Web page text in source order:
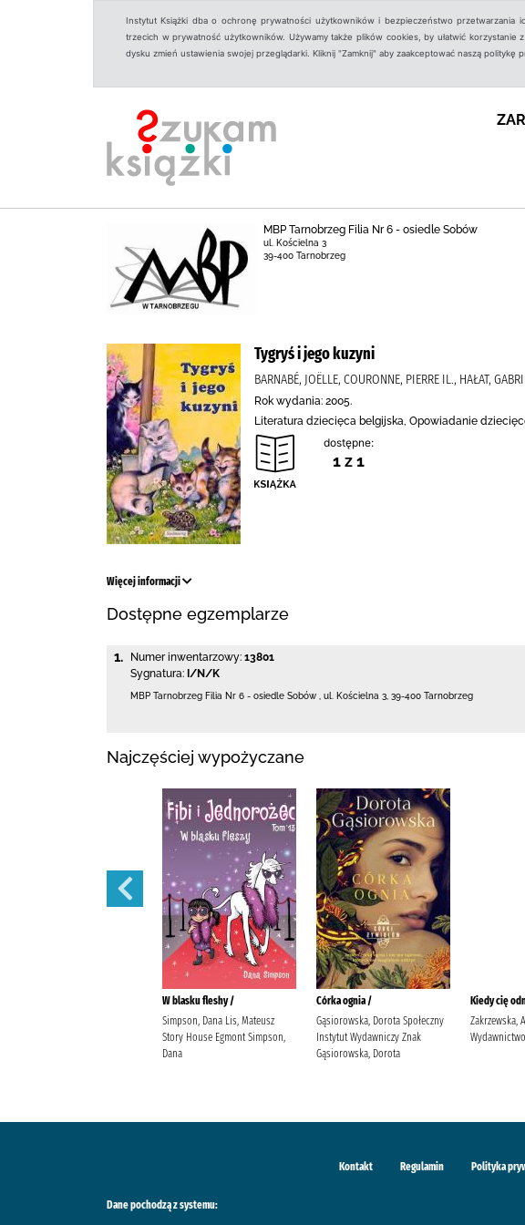
Instytut Książki dba o ochronę prywatności użytkowników i bezpieczeństwo
trzecich w prywatność użytkowników. Używamy także plików cookies, by ułatwić
dysku zmień ustawienia swojej przeglądarki. Kliknij "Zamknij" aby zaakceptować naszą politykę
MBP Tarnobrzeg Filia Nr 6 - osiedle Sobów
ul. Kościelna 3
39-400 Tarnobrzeg
Tygryś i jego kuzyni
BARNABÉ, JOËLLE, COURONNE, PIERRE IL., HAŁAT,
Rok wydania: 2005.
Literatura dziecięca belgijska, Opowiadanie
dostępne:
1 z 1
Więcej informacji
Dostępne egzemplarze
1. Numer inwentarzowy: 13801
Sygnatura: I/N/K
MBP Tarnobrzeg Filia Nr 6 - osiedle Sobów ul. Kościelna 3 39-400 Tarnobrzeg
Najczęściej wypożyczane
W blasku fleshy /
Simpson, Dana Lis, Mateusz
Story House Egmont Simpson,
Dana
Córka ognia /
Gąsiorowska, Dorota Społeczny
Instytut Wydawniczy Znak
Gąsiorowska, Dorota
Kiedy cię
Zakrzewska,
Kontakt Regulamin Polityka
Dane pochodzą z systemu: